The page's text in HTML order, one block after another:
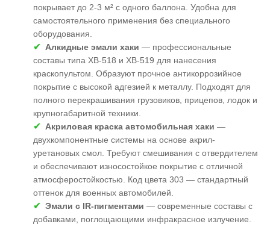
покрывает до 2-3 м² с одного баллона. Удобна для
самостоятельного применения без специального
оборудования.
Алкидные эмали хаки — профессиональные
составы типа ХВ-518 и ХВ-519 для нанесения
краскопультом. Образуют прочное антикоррозийное
покрытие с высокой адгезией к металлу. Подходят для
полного перекрашивания грузовиков, прицепов, лодок и
крупногабаритной техники.
Акриловая краска автомобильная хаки —
двухкомпонентные системы на основе акрил-
уретановых смол. Требуют смешивания с отвердителем
и обеспечивают износостойкое покрытие с отличной
атмосферостойкостью. Код цвета 303 — стандартный
оттенок для военных автомобилей.
Эмали с IR-пигментами — современные составы с
добавками, поглощающими инфракрасное излучение.